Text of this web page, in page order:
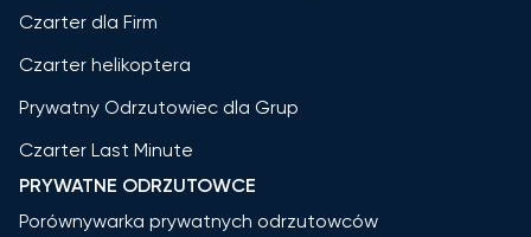
Czarter dla Firm
Czarter helikoptera
Prywatny Odrzutowiec dla Grup
Czarter Last Minute
PRYWATNE ODRZUTOWCE
Porównywarka prywatnych odrzutowców